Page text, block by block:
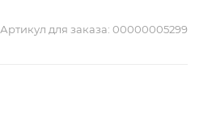
Артикул для заказа: 00000005299